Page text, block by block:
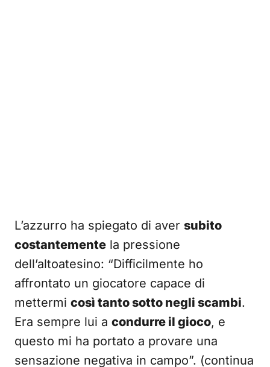
L’azzurro ha spiegato di aver subito
costantemente la pressione
dell’altoatesino: “Difficilmente ho
affrontato un giocatore capace di
mettermi così tanto sotto negli scambi.
Era sempre lui a condurre il gioco, e
questo mi ha portato a provare una
sensazione negativa in campo”. (continua